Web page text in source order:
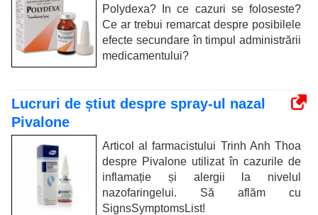
Polydexa? In ce cazuri se foloseste?
Ce ar trebui remarcat despre posibilele
efecte secundare în timpul administrării
medicamentului?
Lucruri de știut despre spray-ul nazal
Pivalone
Articol al farmacistului Trinh Anh Thoa
despre Pivalone utilizat în cazurile de
inflamație și alergii la nivelul
nazofaringelui. Să aflăm cu
SignsSymptomsList!